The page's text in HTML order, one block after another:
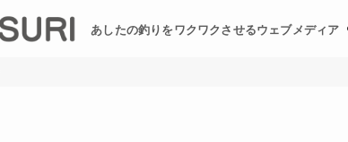
あしたの釣りをワクワクさせるウェブメディア